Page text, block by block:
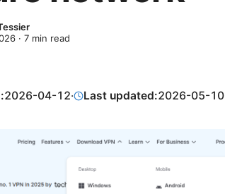
· 7 min read
2026-04-12· Last updated:2026-05-10